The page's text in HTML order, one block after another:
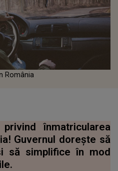
România
înmatricularea
Guvernul dorește să
să simplifice în mod